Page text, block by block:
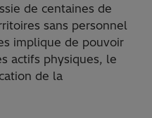
de centaines de
sans personnel
implique de pouvoir
actifs physiques, le
de la